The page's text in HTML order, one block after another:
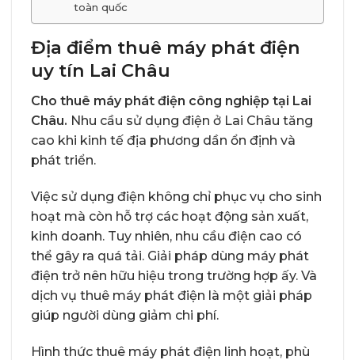
toàn quốc
Địa điểm thuê máy phát điện
uy tín Lai Châu
Cho thuê máy phát điện công nghiệp tại Lai
Châu. Nhu cầu sử dụng điện ở Lai Châu tăng
cao khi kinh tế địa phương dần ổn định và
phát triển.
Việc sử dụng điện không chỉ phục vụ cho sinh
hoạt mà còn hỗ trợ các hoạt động sản xuất,
kinh doanh. Tuy nhiên, nhu cầu điện cao có
thể gây ra quá tải. Giải pháp dùng máy phát
điện trở nên hữu hiệu trong trường hợp ấy. Và
dịch vụ thuê máy phát điện là một giải pháp
giúp người dùng giảm chi phí.
Hình thức thuê máy phát điện linh hoạt, phù